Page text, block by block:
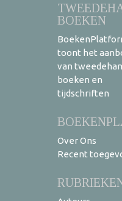
BOEKEN
toont het
van
boeken en
tijdschriften
Over Ons
Recent